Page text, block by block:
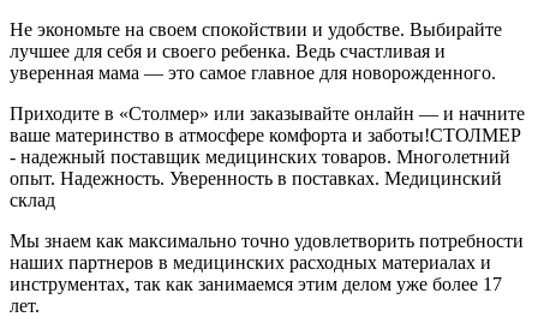
Не экономьте на своем спокойствии и удобстве. Выбирайте
лучшее для себя и своего ребенка. Ведь счастливая и
уверенная мама — это самое главное для новорожденного.
Приходите в «Столмер» или заказывайте онлайн — и начните
ваше материнство в атмосфере комфорта и заботы!СТОЛМЕР
- надежный поставщик медицинских товаров. Многолетний
опыт. Надежность. Уверенность в поставках. Медицинский
склад
Мы знаем как максимально точно удовлетворить потребности
наших партнеров в медицинских расходных материалах и
инструментах, так как занимаемся этим делом уже более 17
лет.